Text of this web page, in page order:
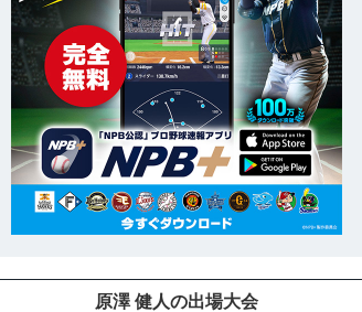
社会人
第18回 アジア競技大会
背番号
投打
原澤 健人の出場大会